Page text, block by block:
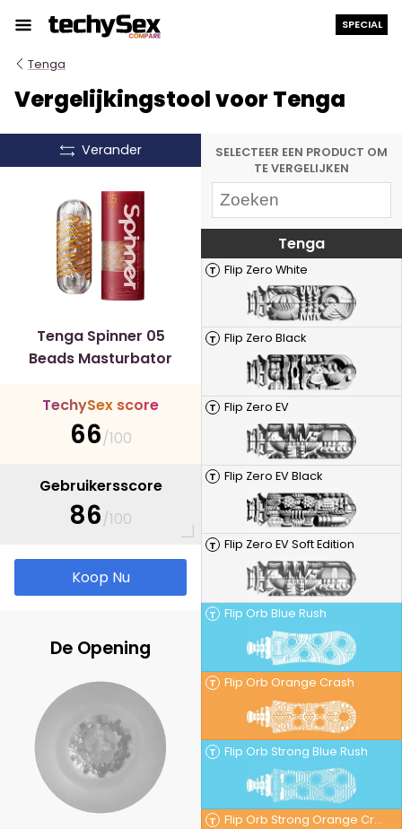
naar
SPECIAL
Tenga
Vergelijkingstool voor Tenga
SELECTEER EEN PRODUCT OM
TE VERGELIJKEN
Tenga
T Flip Zero White
T Flip Zero Black
T Flip Zero EV
T Flip Zero EV Black
T Flip Zero EV Soft Edition
T Flip Orb Blue Rush
T Flip Orb Orange Crash
T Flip Orb Strong Blue Rush
T Flip Orb Strong Orange Crash
Verander
Tenga Spinner 05
Beads Masturbator
TechySex score
66/100
Gebruikersscore
86/100
Koop Nu
De Opening